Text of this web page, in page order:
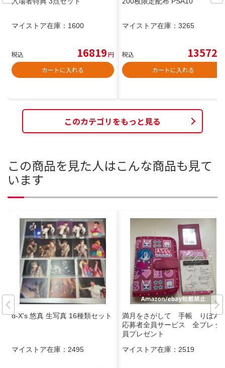
マイストア在庫： 1600
税込 16819円
カートに入れる
マイストア在庫： 3265
税込 13572
カートに入れる
このカテゴリをもっと見る
この商品を見た人はこんな商品も見て
います
α-X's 悠真 生写真 16種類セット
マイストア在庫： 2495
満月をさがして 手帳 りぼん
応募者全員サービス 全プレ 全
員プレゼント
マイストア在庫： 2519